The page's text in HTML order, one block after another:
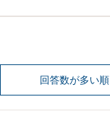
回答数が多い順